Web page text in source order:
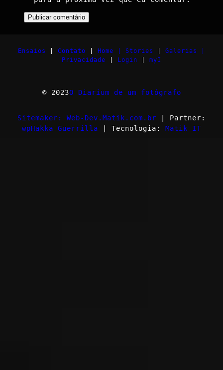
Ensaios Contato Home | Stories
Galerias |
Privacidade
Login myI
© 2023O Diarium de um fotógrafo
Sitemaker: Web-Dev.Matik.com.br | Partner:
wpHakka Guerrilla | Tecnologia: Matik IT